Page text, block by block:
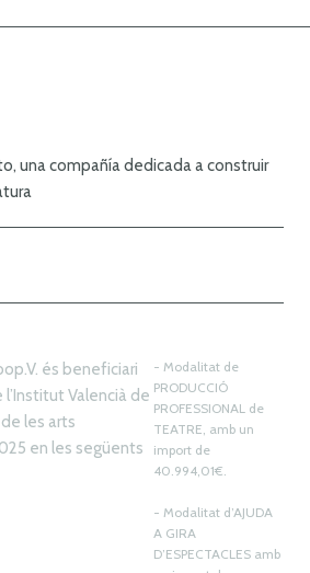
una compañía dedicada a construir
és beneficiari
Valencià de
les arts
en les següents
- Modalitat de
PRODUCCIÓ
PROFESSIONAL de
TEATRE, amb un
import de
40.994,01€.
- Modalitat d’AJUDA
A GIRA
D’ESPECTACLES amb